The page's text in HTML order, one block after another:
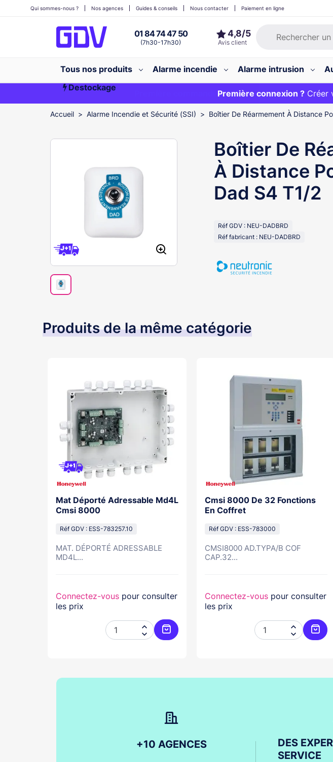
01 84 74 47 50
(7h30-17h30)
Qui sommes-nous ? Nos agences Guides & conseils Nous contacter Paiement en ligne
Tous nos produits Alarme incendie Alarme intrusion
Destockage
Première commande ?20€ OFFERT sur votre
Première connexion ?Créer
EXCLU WEB :
Accueil Alarme Incendie et Sécurité (SSI) Boîtier De Réarmement À Distance
Boîtier De
À Distance
Dad S4 T1/2
Réf GDV : NEU-DADBRD
Réf fabricant : NEU-DADBRD
Produits de la même catégorie
Mat Déporté Adressable Md4L
Cmsi 8000
Réf GDV : ESS-783257.10
MAT. DÉPORTÉ ADRESSABLE
MD4L...
Connectez-vous pour consulter
les prix


Ajouter au panier
Cmsi 8000 De 32 Fonctions
En Coffret
Réf GDV : ESS-783000
CMSI8000 AD.TYPA/B COF
CAP.32...
Connectez-vous pour consulter
les prix


+10 AGENCES
DES
SERVICE